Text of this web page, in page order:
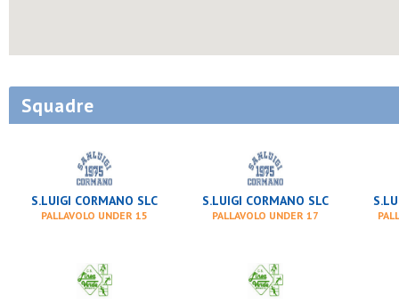
Squadre
S.LUIGI CORMANO SLC
PALLAVOLO UNDER 15
S.LUIGI CORMANO SLC
PALLAVOLO UNDER 17